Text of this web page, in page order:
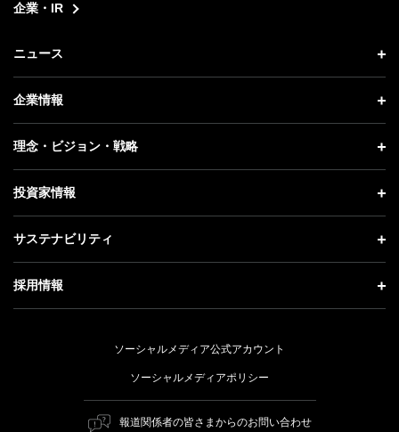
企業・IR
ニュース
ニュース トップ
プレスリリース
更新情報
記者説明会
企業情報
企業情報 トップ
社長メッセージ
事業紹介
ガバナンス
理念・ビジョン・戦略
理念・ビジョン・戦略 トップ
成長戦略「Activate AI for Society」
人材戦略
投資家情報
投資家情報 トップ
経営方針
個人投資家の皆さまへ
株式と社債について
サステナビリティ
サステナビリティ トップ
トップメッセージ
ESG方針・体制
マテリアリティ（重要課題）
採用情報
キャリア採用
ソーシャルメディア公式アカウント
ソーシャルメディアポリシー
報道関係者の皆さまからのお問い合わせ